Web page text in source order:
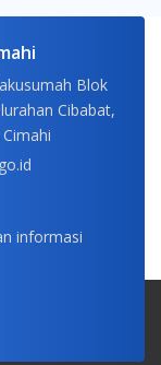
Blok
Cibabat,
informasi